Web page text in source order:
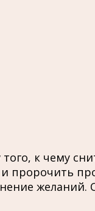
к чему
пророчить
желаний.